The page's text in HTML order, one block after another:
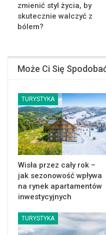
zmienić styl życia, by
skutecznie walczyć z
bólem?
Może Ci Się
TURYSTYKA
Wisła przez cały rok –
jak sezonowość wpływa
na rynek apartamentów
inwestycyjnych
TURYSTYKA